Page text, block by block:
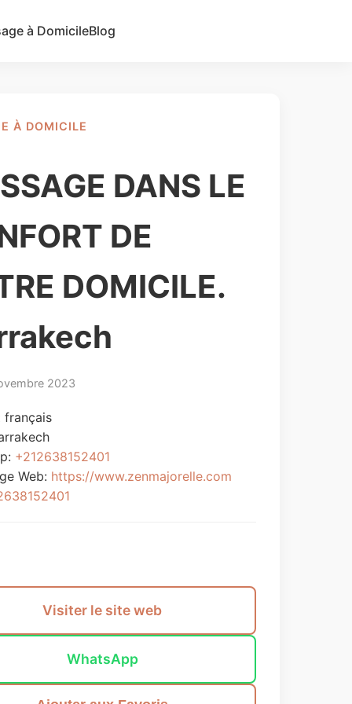
à DomicileBlog
À DOMICILE
DANS LE
DE
DOMICILE.
2023
français
+212638152401
Web: https://www.zenmajorelle.com
Visiter le site web
WhatsApp